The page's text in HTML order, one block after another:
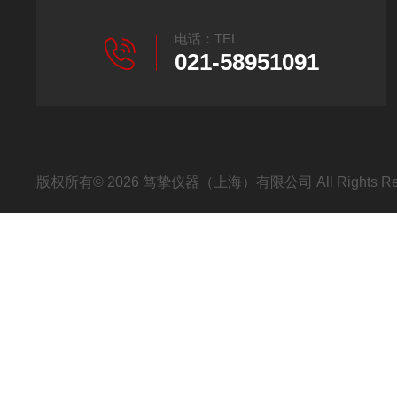
电话：TEL
021-58951091
版权所有© 2026 笃挚仪器（上海）有限公司 All Rights